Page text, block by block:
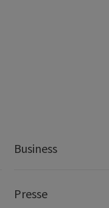
Business
Presse